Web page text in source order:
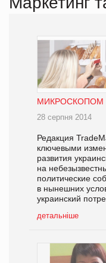
МИКРОСКОПОМ
28 серпня 2014
Редакция
ключевыми
развития
на
политические
в нынешних
украинский
детальніше